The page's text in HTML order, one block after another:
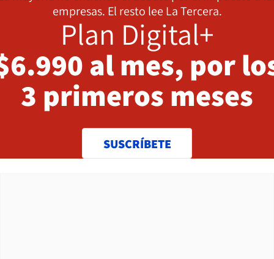
empresas. El resto lee La Tercera.
Plan Digital+
al mes, por
3 primeros meses
SUSCRÍBETE